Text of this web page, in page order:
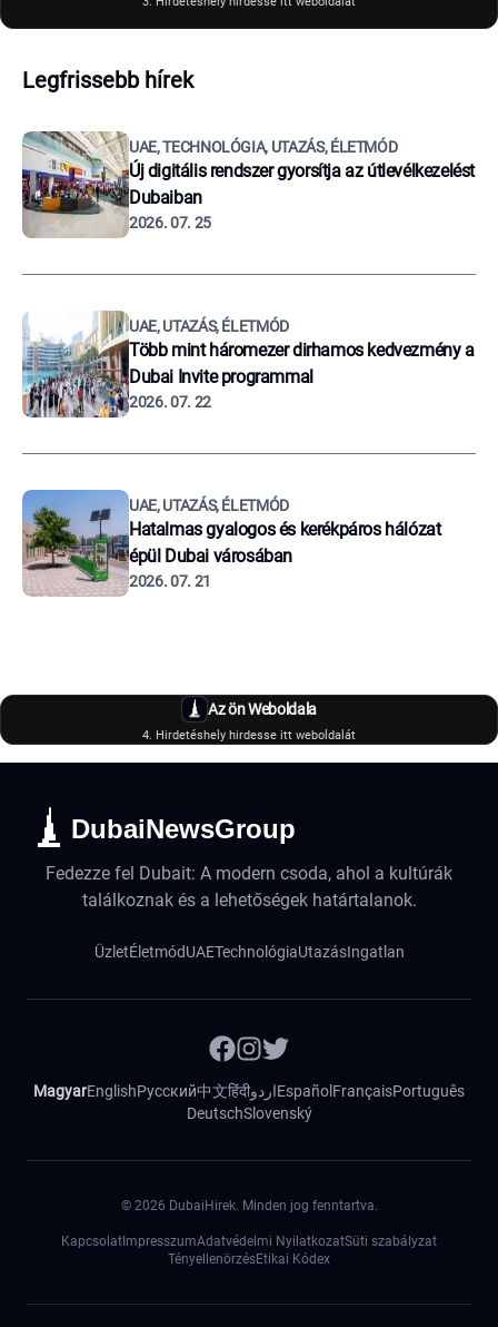
Legfrissebb hírek
UAE, TECHNOLÓGIA, UTAZÁS, ÉLETMÓD
Új digitális rendszer gyorsítja az útlevélkezelést
Dubaiban
2026. 07. 25
UAE, UTAZÁS, ÉLETMÓD
Több mint háromezer dirhamos kedvezmény a
Dubai Invite programmal
2026. 07. 22
UAE, UTAZÁS, ÉLETMÓD
Hatalmas gyalogos és kerékpáros hálózat
épül Dubai városában
2026. 07. 21
Az ön Weboldala
4. Hirdetéshely hirdesse itt weboldalát
DubaiNewsGroup
Fedezze fel Dubait: A modern csoda, ahol a kultúrák
találkoznak és a lehetőségek határtalanok.
ÜzletÉletmódUAETechnológiaUtazásIngatlan
MagyarEnglishРусский中文हिंदीاردوEspañol FrançaisPortuguês
DeutschSlovenský
© 2026 DubaiHirek. Minden jog fenntartva.
Kapcsolat ImpresszumAdatvédelmi NyilatkozatSüti szabályzat
TényellenörzésEtikai Kódex